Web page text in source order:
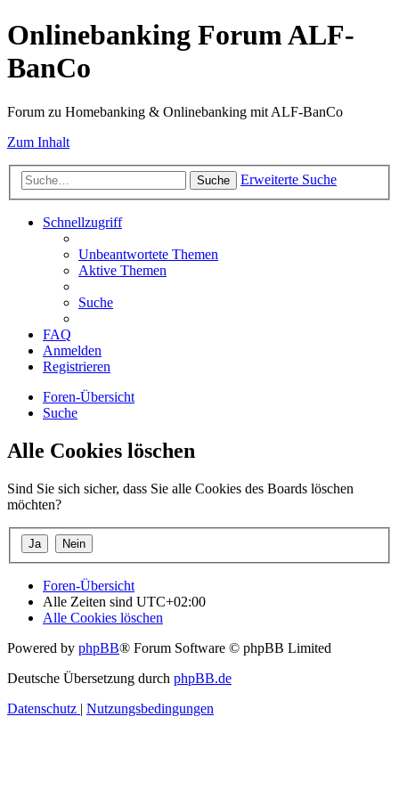
Onlinebanking Forum ALF-
BanCo
Forum zu Homebanking & Onlinebanking mit ALF-BanCo
Zum Inhalt
Suche Erweiterte Suche
Schnellzugriff
Unbeantwortete Themen
Aktive Themen
Suche
FAQ
Anmelden
Registrieren
Foren-Übersicht
Suche
Alle Cookies löschen
Sind Sie sich sicher, dass Sie alle Cookies des Boards löschen
möchten?
Foren-Übersicht
Alle Zeiten sind UTC+02:00
Alle Cookies löschen
Powered by phpBB® Forum Software © phpBB Limited
Deutsche Übersetzung durch phpBB.de
Datenschutz | Nutzungsbedingungen